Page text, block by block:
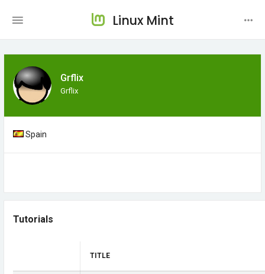
Linux Mint
Grflix
Grflix
Spain
Tutorials
TITLE